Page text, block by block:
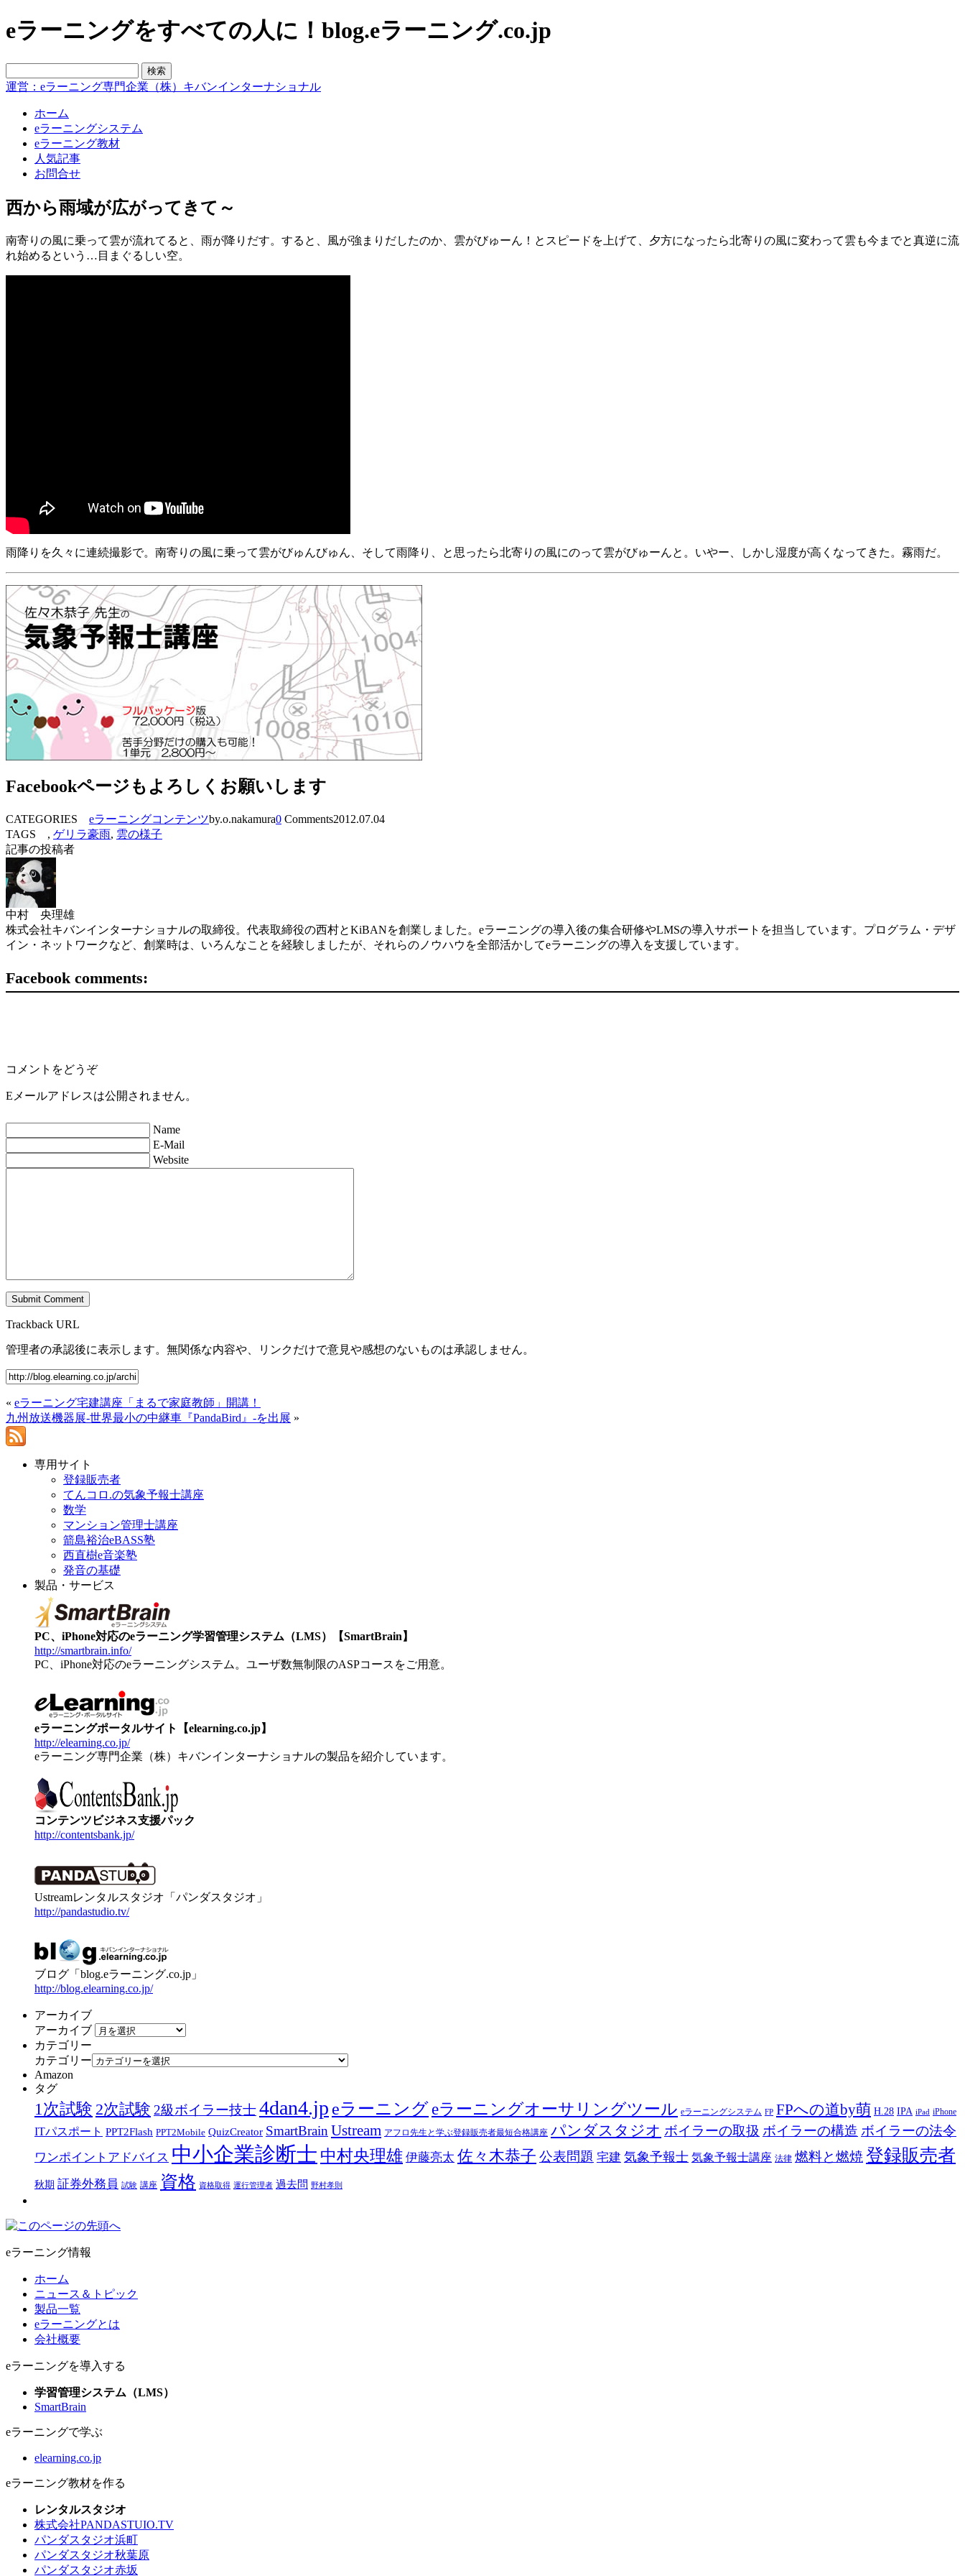
eラーニングをすべての人に！blog.eラーニング.co.jp
運営：eラーニング専門企業（株）キバンインターナショナル
ホーム
eラーニングシステム
eラーニング教材
人気記事
お問合せ
西から雨域が広がってきて～
南寄りの風に乗って雲が流れてると、雨が降りだす。すると、風が強まりだしたのか、雲がびゅーん！とスピードを上げて、夕方になったら北寄りの風に変わって雲も今までと真­逆に流
れ始めるという…目まぐるしい空。
雨降りを久々に連続撮影で。南寄りの風に乗って雲がびゅんびゅん、そして雨降り、と思ったら北寄りの風にのって雲がびゅーんと。いやー、しかし湿度が高くなってきた。霧雨だ。
Facebookページもよろしくお願いします
CATEGORIES eラーニングコンテンツby.o.nakamura0 Comments2012.07.04
TAGS , ゲリラ豪雨, 雲の様子
記事の投稿者
中村 央理雄
株式会社キバンインターナショナルの取締役。代表取締役の西村とKiBANを創業しました。eラーニングの導入後の集合研修やLMSの導入サポートを担当しています。プログラム・デザ
イン・ネットワークなど、創業時は、いろんなことを経験しましたが、それらのノウハウを全部活かしてeラーニングの導入を支援しています。
Facebook comments:
コメントをどうぞ
Eメールアドレスは公開されません。
Name
E-Mail
Website
Trackback URL
管理者の承認後に表示します。無関係な内容や、リンクだけで意見や感想のないものは承認しません。
« eラーニング宅建講座「まるで家庭教師」開講！
九州放送機器展-世界最小の中継車『PandaBird』-を出展 »
専用サイト
登録販売者
てんコロ.の気象予報士講座
数学
マンション管理士講座
箭島裕治eBASS塾
西直樹e音楽塾
発音の基礎
製品・サービス
PC、iPhone対応のeラーニング学習管理システム（LMS）【SmartBrain】
http://smartbrain.info/
PC、iPhone対応のeラーニングシステム。ユーザ数無制限のASPコースをご用意。
eラーニングポータルサイト【elearning.co.jp】
http://elearning.co.jp/
eラーニング専門企業（株）キバンインターナショナルの製品を紹介しています。
コンテンツビジネス支援パック
http://contentsbank.jp/
Ustreamレンタルスタジオ「パンダスタジオ」
http://pandastudio.tv/
ブログ「blog.eラーニング.co.jp」
http://blog.elearning.co.jp/
アーカイブ
アーカイブ
カテゴリー
カテゴリー
Amazon
タグ
1次試験 2次試験 2級ボイラー技士4dan4.jp eラーニング eラーニングオーサリングツール eラーニングシステム FP FPへの道by萌 H.28 IPA iPad iPhone
ITパスポート PPT2Flash PPT2Mobile QuizCreator SmartBrain Ustream アフロ先生と学ぶ登録販売者最短合格講座 パンダスタジオ ボイラーの取扱 ボイラーの構造 ボイラーの法令
ワンポイントアドバイス 中小企業診断士 中村央理雄 伊藤亮太 佐々木恭子 公表問題 宅建 気象予報士 気象予報士講座 法律 燃料と燃焼 登録販売者
秋期 証券外務員 試験 講座 資格 資格取得 運行管理者 過去問 野村孝則
eラーニング情報
ホーム
ニュース＆トピック
製品一覧
eラーニングとは
会社概要
eラーニングを導入する
学習管理システム（LMS）
SmartBrain
eラーニングで学ぶ
elearning.co.jp
eラーニング教材を作る
レンタルスタジオ
株式会社PANDASTUIO.TV
パンダスタジオ浜町
パンダスタジオ秋葉原
パンダスタジオ赤坂